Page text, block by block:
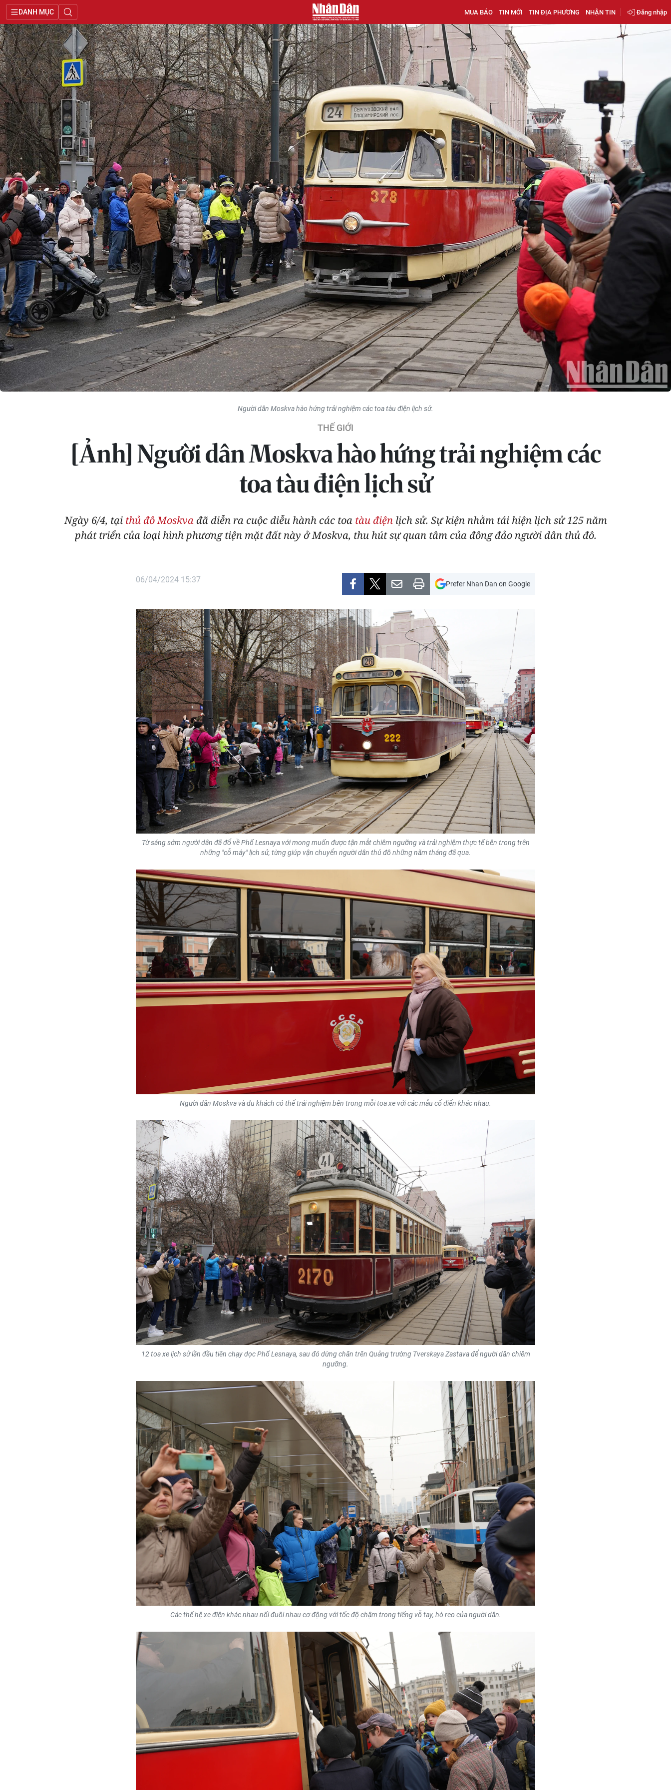
DANH MỤC MUA BÁO TIN MỚI TIN ĐỊA PHƯƠNG NHẬN TIN Đăng nhập
Người dân Moskva hào hứng trải nghiệm các toa tàu điện lịch sử.
THẾ GIỚI
[Ảnh] Người dân Moskva hào hứng trải nghiệm các
toa tàu điện lịch sử
Ngày 6/4, tại thủ đô Moskvađã diễn ra cuộc diễu hành các toa tàu điệnlịch sử. Sự kiện nhằm tái hiện lịch sử 125 năm
phát triển của loại hình phương tiện mặt đất này ở Moskva, thu hút sự quan tâm của đông đảo người dân thủ đô.
06/04/2024 15:37 Prefer Nhan Dan on Google
Từ sáng sớm người dân đã đổ về Phố Lesnaya với mong muốn được tận mắt chiêm ngưỡng và trải nghiệm thực tế bên trong trên
những "cỗ máy" lịch sử, từng giúp vận chuyển người dân thủ đô những năm tháng đã qua.
Người dân Moskva và du khách có thể trải nghiệm bên trong mỗi toa xe với các mẫu cổ điển khác nhau.
12 toa xe lịch sử lần đầu tiên chạy dọc Phố Lesnaya, sau đó dừng chân trên Quảng trường Tverskaya Zastava để người dân chiêm
ngưỡng.
Các thế hệ xe điện khác nhau nối đuôi nhau cơ động với tốc độ chậm trong tiếng vỗ tay, hò reo của người dân.